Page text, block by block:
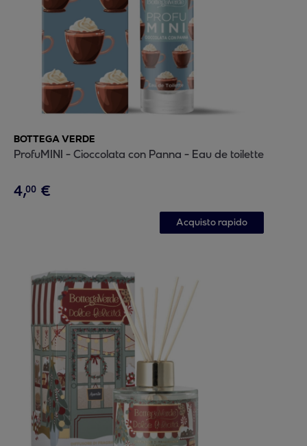
BOTTEGA VERDE
ProfuMINI - Cioccolata con Panna - Eau de toilette
4,00 €
Acquisto rapido